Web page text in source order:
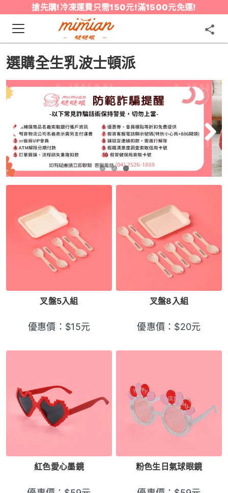
搶先購!冷凍運費只需150元!滿1500元免運!
選購全生乳波士頓派
Previous
叉盤5入組
優惠價： $15元
叉盤8入組
優惠價： $20元
紅色愛心墨鏡 粉色生日氣球眼鏡